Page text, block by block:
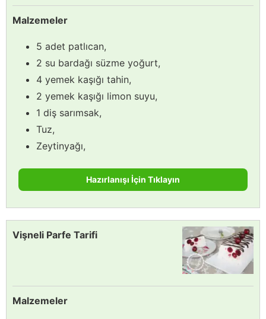
Malzemeler
5 adet patlıcan,
2 su bardağı süzme yoğurt,
4 yemek kaşığı tahin,
2 yemek kaşığı limon suyu,
1 diş sarımsak,
Tuz,
Zeytinyağı,
Hazırlanışı İçin Tıklayın
Vişneli Parfe Tarifi
Malzemeler